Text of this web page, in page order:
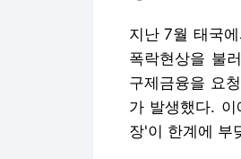
지난 7월 태국
폭락현상을 불
구제금융을 요
가 발생했다.
장'이 한계에 부